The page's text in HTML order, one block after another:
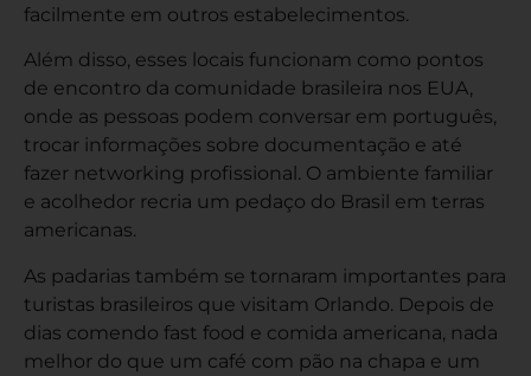
facilmente em outros estabelecimentos.
Além disso, esses locais funcionam como pontos
de encontro da comunidade brasileira nos EUA,
onde as pessoas podem conversar em português,
trocar informações sobre documentação e até
fazer networking profissional. O ambiente familiar
e acolhedor recria um pedaço do Brasil em terras
americanas.
As padarias também se tornaram importantes para
turistas brasileiros que visitam Orlando. Depois de
dias comendo fast food e comida americana, nada
melhor do que um café com pão na chapa e um